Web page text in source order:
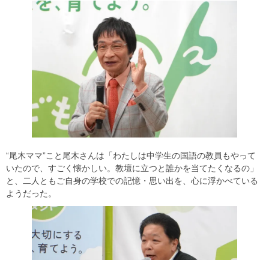
“尾木ママ”こと尾木さんは「わたしは中学生の国語の教員もやって
いたので、すごく懐かしい。教壇に立つと誰かを当てたくなるの」
と、二人ともご自身の学校での記憶・思い出を、心に浮かべている
ようだった。